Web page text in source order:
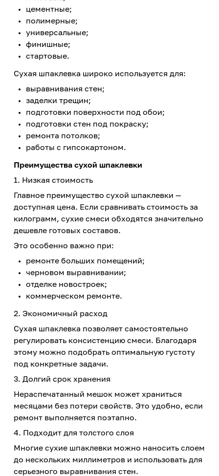
цементные;
полимерные;
универсальные;
финишные;
стартовые.
Сухая шпаклевка широко используется для:
выравнивания стен;
заделки трещин;
подготовки поверхности под обои;
подготовки стен под покраску;
ремонта потолков;
работы с гипсокартоном.
Преимущества сухой шпаклевки
1. Низкая стоимость
Главное преимущество сухой шпаклевки —
доступная цена. Если сравнивать стоимость за
килограмм, сухие смеси обходятся значительно
дешевле готовых составов.
Это особенно важно при:
ремонте больших помещений;
черновом выравнивании;
отделке новостроек;
коммерческом ремонте.
2. Экономичный расход
Сухая шпаклевка позволяет самостоятельно
регулировать консистенцию смеси. Благодаря
этому можно подобрать оптимальную густоту
под конкретные задачи.
3. Долгий срок хранения
Нераспечатанный мешок может храниться
месяцами без потери свойств. Это удобно, если
ремонт выполняется поэтапно.
4. Подходит для толстого слоя
Многие сухие шпаклевки можно наносить слоем
до нескольких миллиметров и использовать для
серьезного выравнивания стен.